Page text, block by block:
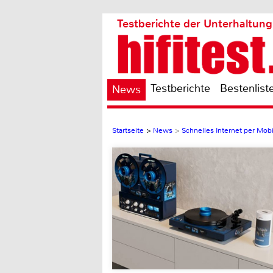
Testberichte der
News Testberichte
Startseite > News > Schnelles Internet per